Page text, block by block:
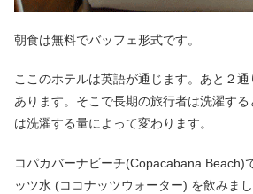
朝食は無料でバッフェ形式です。
ここのホテルは英語が通じます。あと２
あります。そこで長期の旅行者は洗濯す
は洗濯する量によって変わります。
コパカバーナビーチ(Copacabana Beach)
ッツ水 (ココナッツウォーター) を飲みま